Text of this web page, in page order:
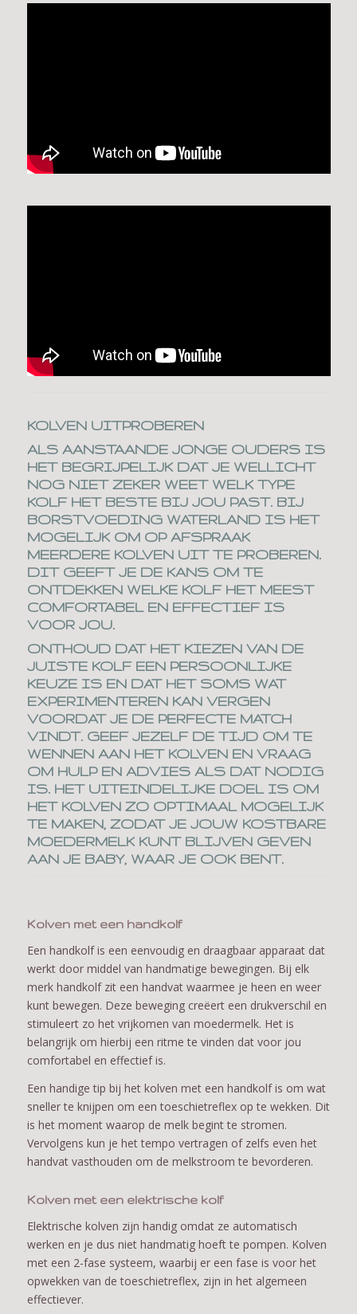
KOLVEN UITPROBEREN
ALS AANSTAANDE JONGE OUDERS IS
HET BEGRIJPELIJK DAT JE WELLICHT
NOG NIET ZEKER WEET WELK TYPE
KOLF HET BESTE BIJ JOU PAST. BIJ
BORSTVOEDING WATERLAND IS HET
MOGELIJK OM OP AFSPRAAK
MEERDERE KOLVEN UIT TE PROBEREN.
DIT GEEFT JE DE KANS OM TE
ONTDEKKEN WELKE KOLF HET MEEST
COMFORTABEL EN EFFECTIEF IS
VOOR JOU.
ONTHOUD DAT HET KIEZEN VAN DE
JUISTE KOLF EEN PERSOONLIJKE
KEUZE IS EN DAT HET SOMS WAT
EXPERIMENTEREN KAN VERGEN
VOORDAT JE DE PERFECTE MATCH
VINDT. GEEF JEZELF DE TIJD OM TE
WENNEN AAN HET KOLVEN EN VRAAG
OM HULP EN ADVIES ALS DAT NODIG
IS. HET UITEINDELIJKE DOEL IS OM
HET KOLVEN ZO OPTIMAAL MOGELIJK
TE MAKEN, ZODAT JE JOUW KOSTBARE
MOEDERMELK KUNT BLIJVEN GEVEN
AAN JE BABY, WAAR JE OOK BENT.
Kolven met een handkolf
Een handkolf is een eenvoudig en draagbaar apparaat dat
werkt door middel van handmatige bewegingen. Bij elk
merk handkolf zit een handvat waarmee je heen en weer
kunt bewegen. Deze beweging creëert een drukverschil en
stimuleert zo het vrijkomen van moedermelk. Het is
belangrijk om hierbij een ritme te vinden dat voor jou
comfortabel en effectief is.
Een handige tip bij het kolven met een handkolf is om wat
sneller te knijpen om een toeschietreflex op te wekken. Dit
is het moment waarop de melk begint te stromen.
Vervolgens kun je het tempo vertragen of zelfs even het
handvat vasthouden om de melkstroom te bevorderen.
Kolven met een elektrische kolf
Elektrische kolven zijn handig omdat ze automatisch
werken en je dus niet handmatig hoeft te pompen. Kolven
met een 2-fase systeem, waarbij er een fase is voor het
opwekken van de toeschietreflex, zijn in het algemeen
effectiever.